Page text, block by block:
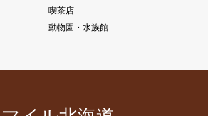
喫茶店
動物園・水族館